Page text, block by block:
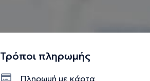
Τρόποι πληρωμής
Πληρωμή με κάρτα